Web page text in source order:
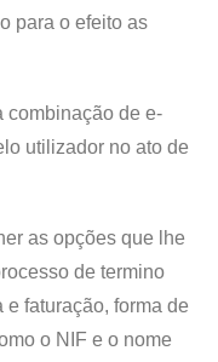
para o efeito as
combinação de e-
utilizador no ato de
as opções que lhe
de termino
faturação, forma de
o NIF e o nome